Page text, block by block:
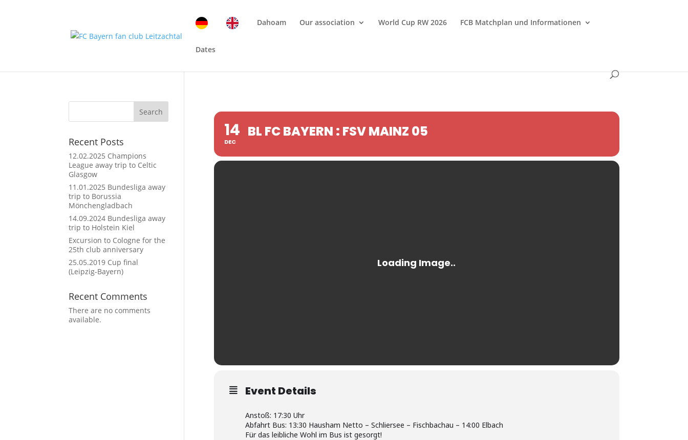
Dahoam Our association World Cup RW 2026 FCB Matchplan und Informationen
Dates
14
DEC
BL FC BAYERN : FSV MAINZ 05
Event Details
Anstoß: 17:30 Uhr
Abfahrt Bus: 13:30 Hausham Netto – Schliersee – Fischbachau – 14:00 Elbach
Für das leibliche Wohl im Bus ist gesorgt!
Search
Recent Posts
12.02.2025 Champions
League away trip to Celtic
Glasgow
11.01.2025 Bundesliga away
trip to Borussia
Mönchengladbach
14.09.2024 Bundesliga away
trip to Holstein Kiel
Excursion to Cologne for the
25th club anniversary
25.05.2019 Cup final
(Leipzig-Bayern)
Recent Comments
There are no comments
available.